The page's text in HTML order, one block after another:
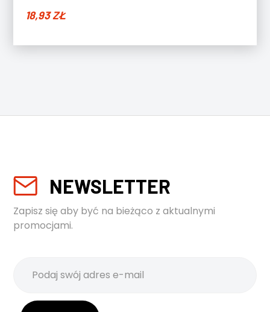
18,93ZŁ
NEWSLETTER
Zapisz się aby być na bieżąco z aktualnymi
promocjami.